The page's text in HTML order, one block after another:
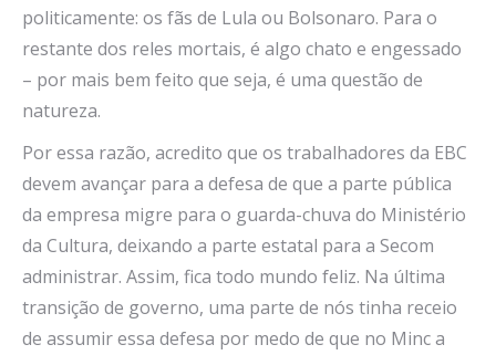
politicamente: os fãs de Lula ou Bolsonaro. Para o
restante dos reles mortais, é algo chato e engessado
– por mais bem feito que seja, é uma questão de
natureza.
Por essa razão, acredito que os trabalhadores da EBC
devem avançar para a defesa de que a parte pública
da empresa migre para o guarda-chuva do Ministério
da Cultura, deixando a parte estatal para a Secom
administrar. Assim, fica todo mundo feliz. Na última
transição de governo, uma parte de nós tinha receio
de assumir essa defesa por medo de que no Minc a